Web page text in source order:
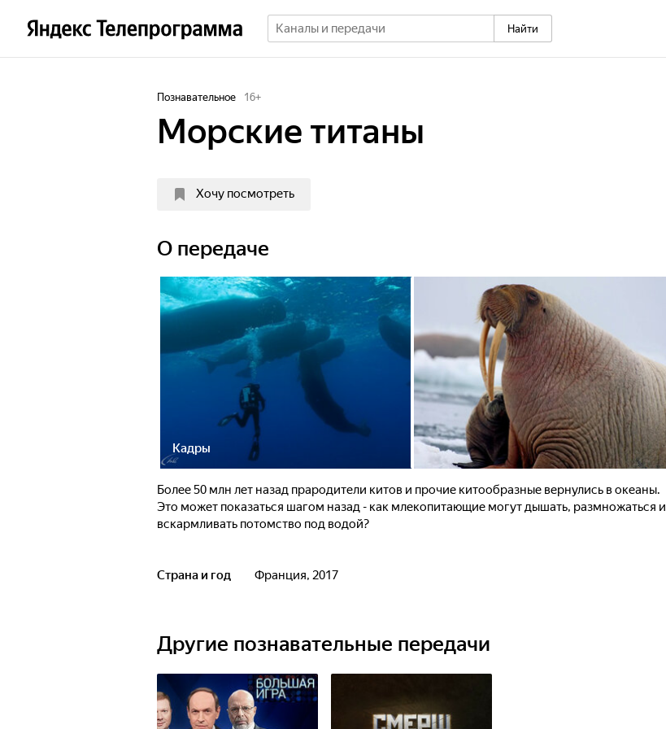
Найти
Познавательное 16+
Морские титаны
Хочу посмотреть
О передаче
Кадры
Более 50 млн лет назад прародители китов и прочие китообразные вернулись в океаны.
Это может показаться шагом назад - как млекопитающие могут дышать, размножаться и
вскармливать потомство под водой?
Страна и год Франция, 2017
Другие познавательные передачи